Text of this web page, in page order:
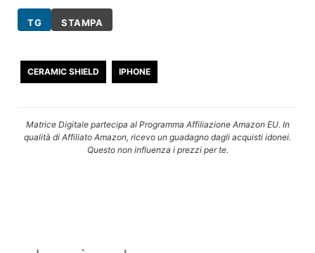
TG STAMPA
CERAMIC SHIELD IPHONE
Matrice Digitale partecipa al Programma Affiliazione Amazon EU. In
qualità di Affiliato Amazon, ricevo un guadagno dagli acquisti idonei.
Questo non influenza i prezzi per te.